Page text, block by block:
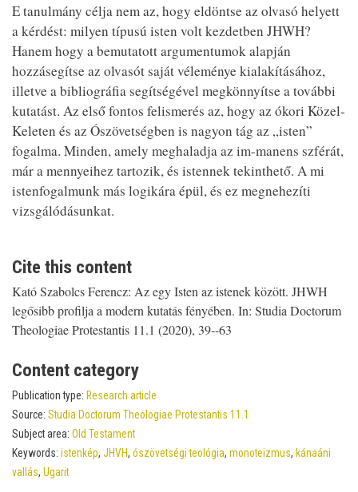
E tanulmány célja nem az, hogy eldöntse az olvasó helyett
a kérdést: milyen típusú isten volt kezdetben JHWH?
Hanem hogy a bemutatott argumentumok alapján
hozzásegítse az olvasót saját véleménye kialakításához,
illetve a bibliográfia segítségével megkönnyítse a további
kutatást. Az első fontos felismerés az, hogy az ókori Közel-
Keleten és az Ószövetségben is nagyon tág az „isten”
fogalma. Minden, amely meghaladja az im-manens szférát,
már a mennyeihez tartozik, és istennek tekinthető. A mi
istenfogalmunk más logikára épül, és ez megnehezíti
vizsgálódásunkat.
Cite this content
Kató Szabolcs Ferencz: Az egy Isten az istenek között. JHWH
legősibb profilja a modern kutatás fényében. In: Studia Doctorum
Theologiae Protestantis 11.1 (2020), 39--63
Content category
Publication type: Research article
Source: Studia Doctorum Theologiae Protestantis 11.1
Subject area: Old Testament
Keywords: istenkép, JHVH, ószövetségi teológia, monoteizmus, kánaáni
vallás, Ugarit